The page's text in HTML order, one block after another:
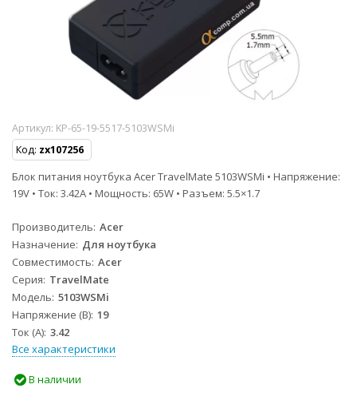
Артикул: KP-65-19-5517-5103WSMi
Код: zx107256
Блок питания ноутбука Acer TravelMate 5103WSMi • Напряжение:
19V • Ток: 3.42A • Мощность: 65W • Разъем: 5.5×1.7
Производитель Acer
Назначение Для ноутбука
Совместимость Acer
Серия TravelMate
Модель 5103WSMi
Напряжение (В) 19
Ток (А) 3.42
Все характеристики
В наличии